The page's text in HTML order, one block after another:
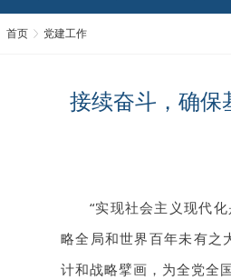
首页 党建工作
接续奋斗，确
“实现社会主义现代
略全局和世界百年未有之
计和战略擘画，为全党全